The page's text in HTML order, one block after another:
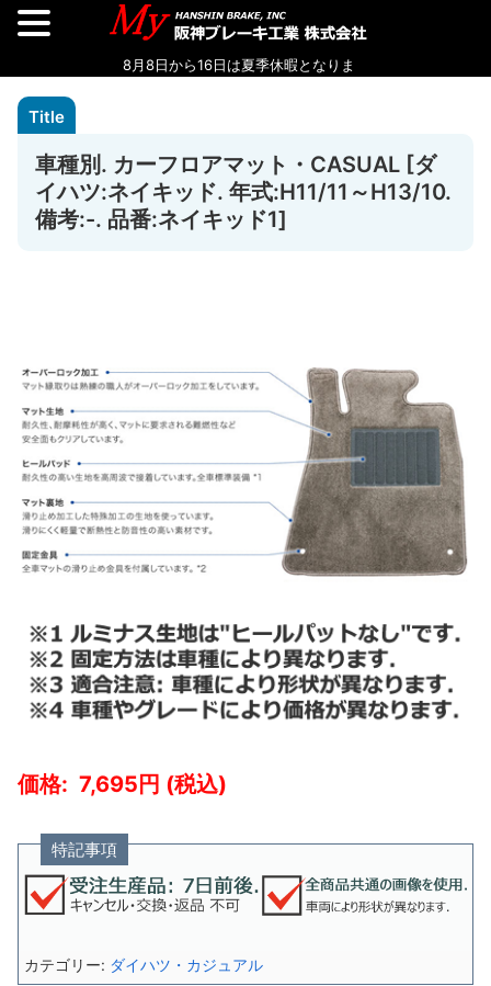
車種別. カーフロアマット・CASUAL [ダ
イハツ:ネイキッド. 年式:H11/11～H13/10.
備考:-. 品番:ネイキッド1]
7,695
特記事項
カテゴリー: ダイハツ・カジュアル